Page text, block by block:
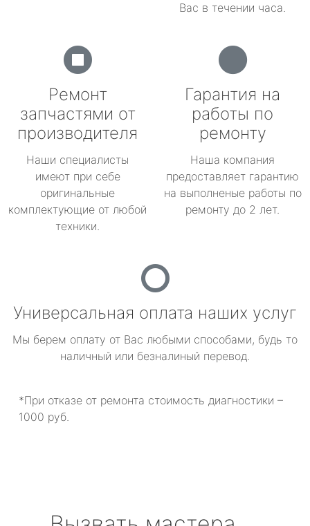
Вас в течении часа.
Ремонт
запчастями от
производителя
Наши специалисты
имеют при себе
оригинальные
комплектующие от любой
техники.
Гарантия на
работы по
ремонту
Наша компания
предоставляет гарантию
на выполненые работы по
ремонту до 2 лет.
Универсальная оплата наших услуг
Мы берем оплату от Вас любыми способами, будь то
наличный или безналиный перевод.
*При отказе от ремонта стоимость диагностики –
1000 руб.